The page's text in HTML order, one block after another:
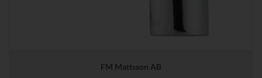
FM Mattsson AB